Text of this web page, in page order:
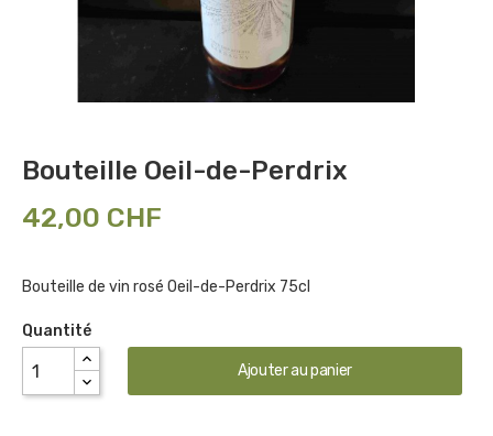
Bouteille Oeil-de-Perdrix
42,00 CHF
Bouteille de vin rosé Oeil-de-Perdrix 75cl
Quantité
Ajouter au panier